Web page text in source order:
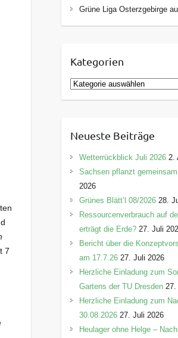
7
Grüne Liga Osterzgebirge
Kategorien
K
a
g
o
r
e
n
Neueste Beiträge
Wetterrückblick Juli 2026 2.
Sachsen pflanzt
2026
Grünes Blätt’l 08/2026 28.
Ressourcenverbrauch auf
erträgt die Erde? 27. Juli
Bericht über die
am 17.7.26 27. Juli 2026
Herzliche Einladung zum
Gartens der TU Dresden
Herzliche Einladung zum
30.08.2026 27. Juli 2026
Heulager ohne Helge –